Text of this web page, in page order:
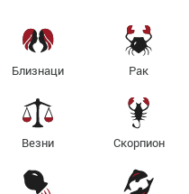
Близнаци Рак
Везни Скорпион